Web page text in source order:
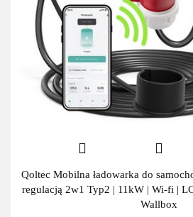
Qoltec Mobilna ładowarka do
regulacją 2w1 Typ2 | 11kW | Wi-fi |
Wallbox